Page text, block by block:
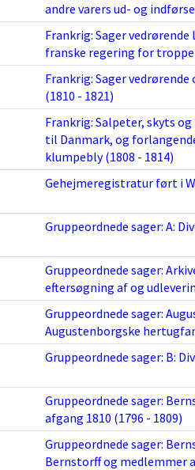
andre varers ud- og
Frankrig: Sager
franske regering for
Frankrig: Sager
(1810 - 1821)
Frankrig: Salpeter, skyts
til Danmark, og
klumpebly (1808 - 1814)
Gehejmeregistratur ført i
Gruppeordnede sager: A:
Gruppeordnede sager:
eftersøgning af og
Gruppeordnede sager:
Augustenborgske
Gruppeordnede sager: B:
Gruppeordnede sager:
afgang 1810 (1796 - 1809)
Gruppeordnede sager:
Bernstorff og medlemmer